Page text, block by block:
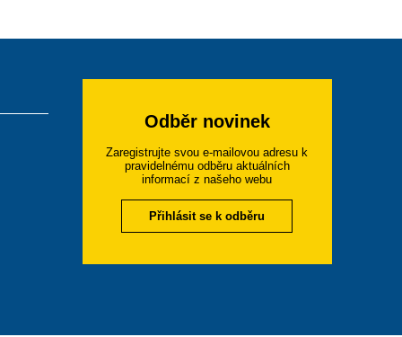
Odběr novinek
Zaregistrujte svou e-mailovou adresu k
pravidelnému odběru aktuálních
informací z našeho webu
Přihlásit se k odběru